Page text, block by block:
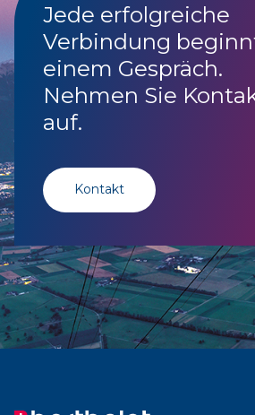
Jede erfolgreiche
Verbindung
einem Gespräch.
Nehmen Sie
auf.
Kontakt